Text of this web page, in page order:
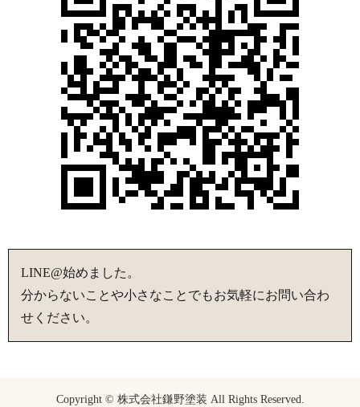
LINE@始めました。
分からないことや小さなことでもお気軽にお問い合わ
せください。
Copyright © 株式会社鎌野塗装 All Rights Reserved.